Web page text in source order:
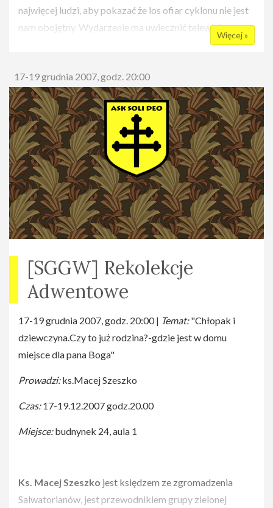
najwięcej ludzi, aby pokazać że los ofiar cyklonu nie jest
nam obojętny. Wydarzenie ma uwiecznić telewizja.
(fajnie byłoby wziąć
Poszukujemy osoby, która zajęłaby się transparentem.
Piszcie na [
mail%n%wolontariat_pw@wp.pl]
Więcej »
17-19 grudnia 2007, godz. 20:00
[SGGW] Rekolekcje
Adwentowe
17-19 grudnia 2007, godz. 20:00 | Temat:"Chłopak i
dziewczyna.Czy to już rodzina?-gdzie jest w domu
miejsce dla pana Boga"
Prowadzi:ks.Macej Szeszko
Czas:17-19.12.2007 godz.20.00
Miejsce:budnynek 24, aula 1
Ks. Macej Szeszko jest księdzem ze zgromadzenia
Salwatorianów, jest przewodnikiem grupy zielonej